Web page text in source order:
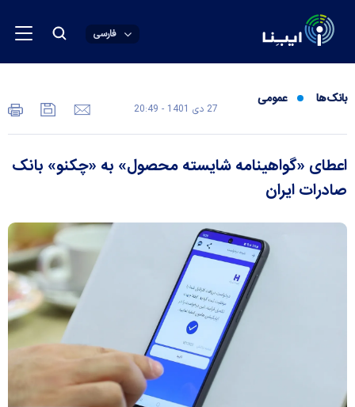
فارسی
بانک‌ها عمومی
27 دی 1401 - 20:49
اعطای «گواهینامه شایسته محصول» به «چکنو» بانک
صادرات ایران